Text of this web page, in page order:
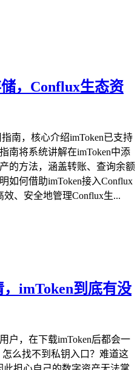
，Conflux生态资
南，核心介绍imToken已支持
南将系统讲解在imToken中添
的方法，涵盖转账、查询余额
如何借助imToken接入Conflux
、安全地管理Conflux生...
imToken到底有没
户，在下载imToken后都会一
么找不到私钥入口？难道这